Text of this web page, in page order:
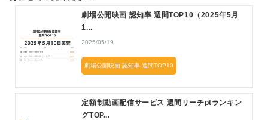
劇場公開映画 認知率 週間TOP10（2025年5月
1...
2025/05/19
劇場公開映画 認知率 週間TOP10
定額制動画配信サービス 週間リーチptランキン
グTOP...